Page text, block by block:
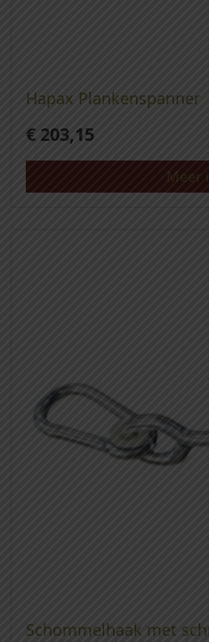
Hapax Plankenspanner
€ 203,15
Meer
Schommelhaak met